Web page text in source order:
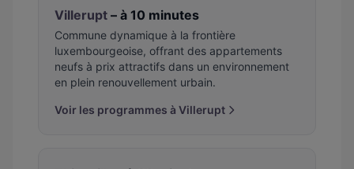
Villerupt – à 10 minutes
Commune dynamique à la frontière
luxembourgeoise, offrant des appartements
neufs à prix attractifs dans un environnement
en plein renouvellement urbain.
Voir les programmes à Villerupt